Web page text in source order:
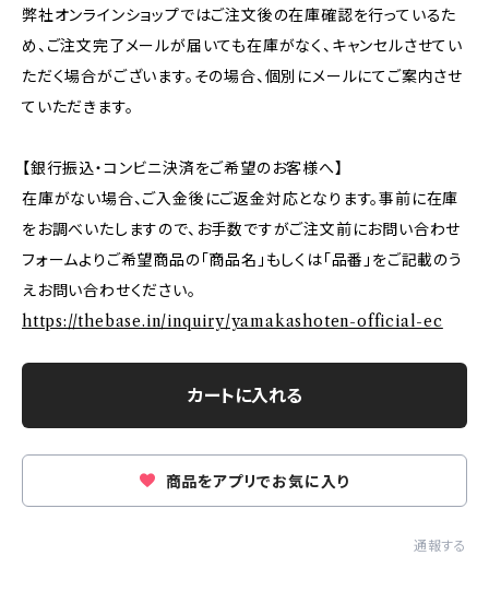
弊社オンラインショップではご注文後の在庫確認を行っているた
め、ご注文完了メールが届いても在庫がなく、キャンセルさせてい
ただく場合がございます。その場合、個別にメールにてご案内させ
ていただきます。
【銀行振込・コンビニ決済をご希望のお客様へ】
在庫がない場合、ご入金後にご返金対応となります。事前に在庫
をお調べいたしますので、お手数ですがご注文前にお問い合わせ
フォームよりご希望商品の「商品名」もしくは「品番」をご記載のう
えお問い合わせください。
https://thebase.in/inquiry/yamakashoten-official-ec
カートに入れる
商品をアプリでお気に入り
通報する